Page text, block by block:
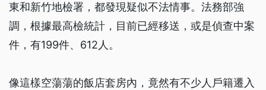
東和新竹地檢署，都發現疑似不法情事。法務部強
調，根據最高檢統計，目前已經移送，或是偵查中案
件，有199件、612人。
像這樣空蕩蕩的飯店套房內，竟然有不少人戶籍遷入